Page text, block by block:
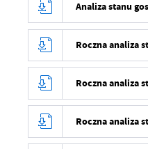
Analiza stanu
Roczna analiza
Roczna analiza
Roczna analiza